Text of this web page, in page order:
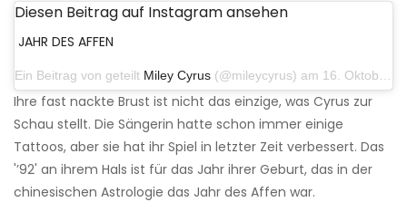
Diesen Beitrag auf Instagram ansehen
JAHR DES AFFEN
Ein Beitrag von geteilt Miley Cyrus (@mileycyrus) am 16. Oktober 2019 um 19:04 Uhr PDT
Ihre fast nackte Brust ist nicht das einzige, was Cyrus zur
Schau stellt. Die Sängerin hatte schon immer einige
Tattoos, aber sie hat ihr Spiel in letzter Zeit verbessert. Das
'’92' an ihrem Hals ist für das Jahr ihrer Geburt, das in der
chinesischen Astrologie das Jahr des Affen war.